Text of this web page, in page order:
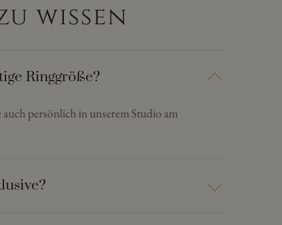
wissen
Ringgröße?
persönlich in unserem Studio am